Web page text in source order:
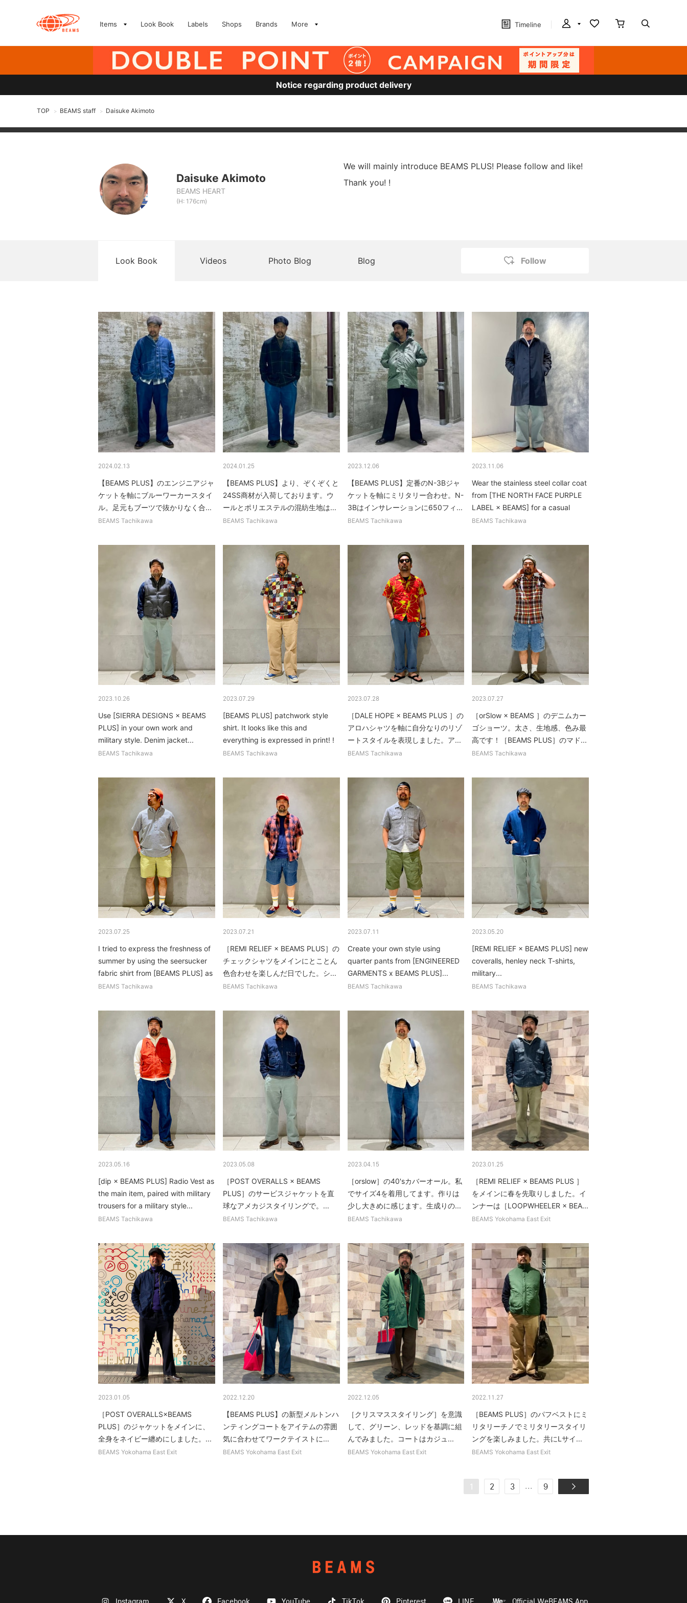
Items Look Book Labels Shops Brands More Timeline
Notice regarding product delivery
TOP > BEAMS staff > Daisuke Akimoto
Daisuke Akimoto
BEAMS HEART
(H: 176cm)
We will mainly introduce BEAMS PLUS! Please follow and like!
Thank you! !
Look Book Videos Photo Blog Blog Follow
2024.02.13
【BEAMS PLUS】のエンジニアジャ
ケットを軸にブルーワーカースタイ
ル。足元もブーツで抜かりなく合...
BEAMS Tachikawa
2024.01.25
【BEAMS PLUS】より、ぞくぞくと
24SS商材が入荷しております。ウ
ールとポリエステルの混紡生地は...
BEAMS Tachikawa
2023.12.06
【BEAMS PLUS】定番のN-3Bジャ
ケットを軸にミリタリー合わせ。N-
3Bはインサレーションに650フィ...
BEAMS Tachikawa
2023.11.06
Wear the stainless steel collar coat
from [THE NORTH FACE PURPLE
LABEL × BEAMS] for a casual
look...
BEAMS Tachikawa
2023.10.26
Use [SIERRA DESIGNS × BEAMS
PLUS] in your own work and
military style. Denim jacket...
BEAMS Tachikawa
2023.07.29
[BEAMS PLUS] patchwork style
shirt. It looks like this and
everything is expressed in print! !
I'm surprised...
BEAMS Tachikawa
2023.07.28
［DALE HOPE × BEAMS PLUS ］の
アロハシャツを軸に自分なりのリゾ
ートスタイルを表現しました。ア...
BEAMS Tachikawa
2023.07.27
［orSlow × BEAMS ］のデニムカー
ゴショーツ。太さ、生地感、色み最
高です！［BEAMS PLUS］のマド...
BEAMS Tachikawa
2023.07.25
I tried to express the freshness of
summer by using the seersucker
fabric shirt from [BEAMS PLUS] as
the main item. Sha...
BEAMS Tachikawa
2023.07.21
［REMI RELIEF × BEAMS PLUS］の
チェックシャツをメインにとことん
色合わせを楽しんだ日でした。シ...
BEAMS Tachikawa
2023.07.11
Create your own style using
quarter pants from [ENGINEERED
GARMENTS x BEAMS PLUS]...
BEAMS Tachikawa
2023.05.20
[REMI RELIEF × BEAMS PLUS] new
coveralls, henley neck T-shirts,
military...
BEAMS Tachikawa
2023.05.16
[dip × BEAMS PLUS] Radio Vest as
the main item, paired with military
trousers for a military style...
BEAMS Tachikawa
2023.05.08
［POST OVERALLS × BEAMS
PLUS］のサービスジャケットを直
球なアメカジスタイリングで。...
BEAMS Tachikawa
2023.04.15
［orslow］の40'sカバーオール。私
でサイズ4を着用してます。作りは
少し大きめに感じます。生成りの...
BEAMS Tachikawa
2023.01.25
［REMI RELIEF × BEAMS PLUS ］
をメインに春を先取りしました。イ
ンナーは［LOOPWHEELER × BEA...
BEAMS Yokohama East Exit
2023.01.05
［POST OVERALLS×BEAMS
PLUS］のジャケットをメインに、
全身をネイビー纏めにしました。...
BEAMS Yokohama East Exit
2022.12.20
【BEAMS PLUS】の新型メルトンハ
ンティングコートをアイテムの雰囲
気に合わせてワークテイストに...
BEAMS Yokohama East Exit
2022.12.05
［クリスマススタイリング］を意識
して、グリーン、レッドを基調に組
んでみました。コートはカジュ...
BEAMS Yokohama East Exit
2022.11.27
［BEAMS PLUS］のパフベストにミ
リタリーチノでミリタリースタイリ
ングを楽しみました。共にLサイ...
BEAMS Yokohama East Exit
1 2 3 ... 9